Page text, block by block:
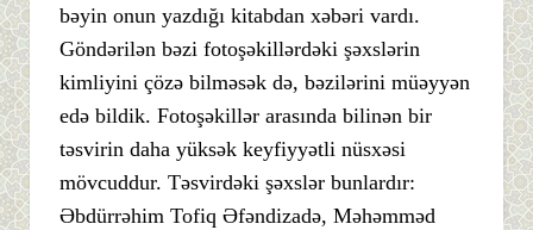
bəyin onun yazdığı kitabdan xəbəri vardı.
Göndərilən bəzi fotoşəkillərdəki şəxslərin
kimliyini çözə bilməsək də, bəzilərini müəyyən
edə bildik. Fotoşəkillər arasında bilinən bir
təsvirin daha yüksək keyfiyyətli nüsxəsi
mövcuddur. Təsvirdəki şəxslər bunlardır:
Əbdürrəhim Tofiq Əfəndizadə, Məhəmməd